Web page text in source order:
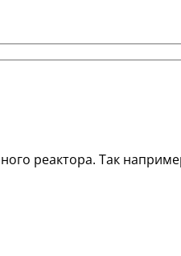
реактора. Так